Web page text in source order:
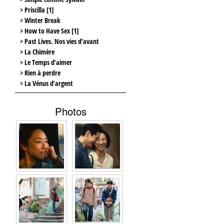
> Priscilla [1]
> Winter Break
> How to Have Sex [1]
> Past Lives. Nos vies d’avant
> La Chimère
> Le Temps d’aimer
> Rien à perdre
> La Vénus d’argent
Photos